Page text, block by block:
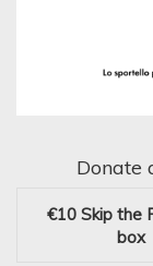
Donate
€10 Skip the
box